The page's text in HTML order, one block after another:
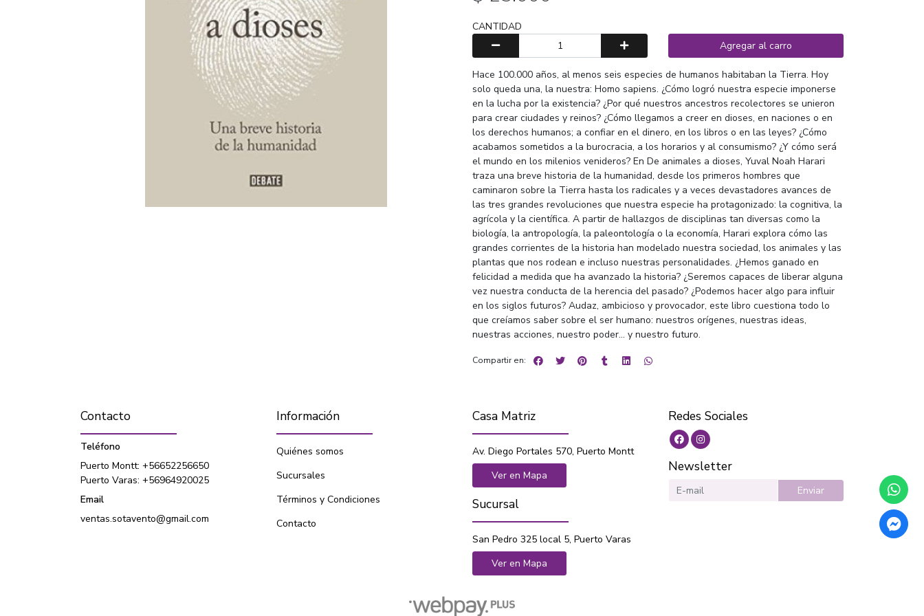
CANTIDAD
Agregar al carro
Hace 100.000 años, al menos seis especies de humanos habitaban la Tierra. Hoy
solo queda una, la nuestra: Homo sapiens. ¿Cómo logró nuestra especie imponerse
en la lucha por la existencia? ¿Por qué nuestros ancestros recolectores se unieron
para crear ciudades y reinos? ¿Cómo llegamos a creer en dioses, en naciones o en
los derechos humanos; a confiar en el dinero, en los libros o en las leyes? ¿Cómo
acabamos sometidos a la burocracia, a los horarios y al consumismo? ¿Y cómo será
el mundo en los milenios venideros? En De animales a dioses, Yuval Noah Harari
traza una breve historia de la humanidad, desde los primeros hombres que
caminaron sobre la Tierra hasta los radicales y a veces devastadores avances de
las tres grandes revoluciones que nuestra especie ha protagonizado: la cognitiva, la
agrícola y la científica. A partir de hallazgos de disciplinas tan diversas como la
biología, la antropología, la paleontología o la economía, Harari explora cómo las
grandes corrientes de la historia han modelado nuestra sociedad, los animales y las
plantas que nos rodean e incluso nuestras personalidades. ¿Hemos ganado en
felicidad a medida que ha avanzado la historia? ¿Seremos capaces de liberar alguna
vez nuestra conducta de la herencia del pasado? ¿Podemos hacer algo para influir
en los siglos futuros? Audaz, ambicioso y provocador, este libro cuestiona todo lo
que creíamos saber sobre el ser humano: nuestros orígenes, nuestras ideas,
nuestras acciones, nuestro poder... y nuestro futuro.
Compartir en:
Contacto
Teléfono
Puerto Montt: +56652256650
Puerto Varas: +56964920025
Email
ventas.sotavento@gmail.com
Información
Quiénes somos
Sucursales
Términos y Condiciones
Contacto
Casa Matriz
Av. Diego Portales 570, Puerto Montt
Ver en Mapa
Sucursal
San Pedro 325 local 5, Puerto Varas
Ver en Mapa
Redes Sociales
Newsletter
Enviar